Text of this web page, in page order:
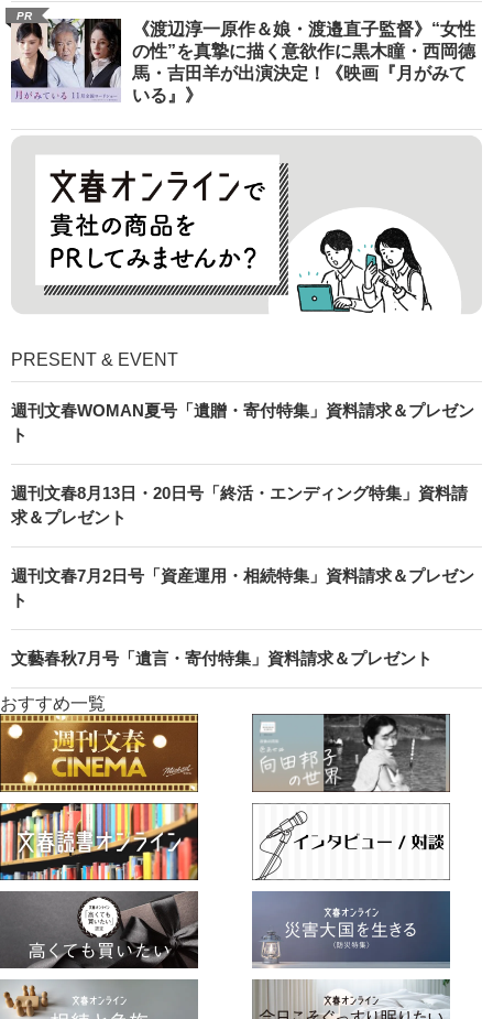
PR
《渡辺淳一原作＆娘・渡邉直子監督》“女性
の性”を真摯に描く意欲作に黒木瞳・西岡德
馬・吉田羊が出演決定！《映画『月がみて
いる』》
PRESENT & EVENT
週刊文春WOMAN夏号「遺贈・寄付特集」資料請求＆プレゼン
ト
週刊文春8月13日・20日号「終活・エンディング特集」資料請
求＆プレゼント
週刊文春7月2日号「資産運用・相続特集」資料請求＆プレゼン
ト
文藝春秋7月号「遺言・寄付特集」資料請求＆プレゼント
おすすめ一覧